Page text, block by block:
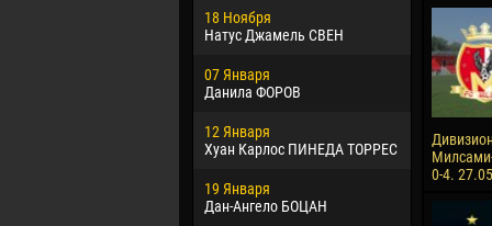
18 Ноября
Натус Джамель СВЕН
07 Января
Данила ФОРОВ
12 Января
Хуан Карлос ПИНЕДА ТОРРЕС
19 Января
Дан-Ангело БОЦАН
Хайдер
22 Марта
Самба
26 Марта
Витор
ОЛИВЕЙРА
0-4.